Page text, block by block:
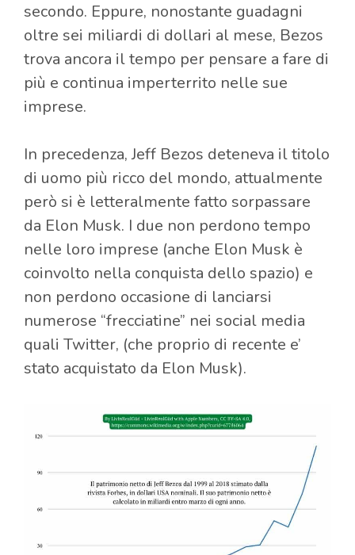
secondo. Eppure, nonostante guadagni
oltre sei miliardi di dollari al mese, Bezos
trova ancora il tempo per pensare a fare di
più e continua imperterrito nelle sue
imprese.
In precedenza, Jeff Bezos deteneva il titolo
di uomo più ricco del mondo, attualmente
però si è letteralmente fatto sorpassare
da Elon Musk. I due non perdono tempo
nelle loro imprese (anche Elon Musk è
coinvolto nella conquista dello spazio) e
non perdono occasione di lanciarsi
numerose “frecciatine” nei social media
quali Twitter, (che proprio di recente e’
stato acquistato da Elon Musk).